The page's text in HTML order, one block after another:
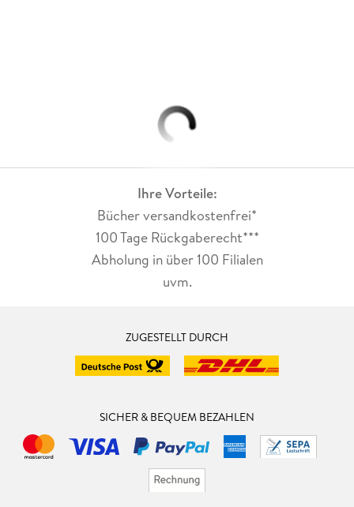
Ihre Vorteile:
Bücher versandkostenfrei*
100 Tage Rückgaberecht***
Abholung in über 100 Filialen
uvm.
ZUGESTELLT DURCH
SICHER & BEQUEM BEZAHLEN